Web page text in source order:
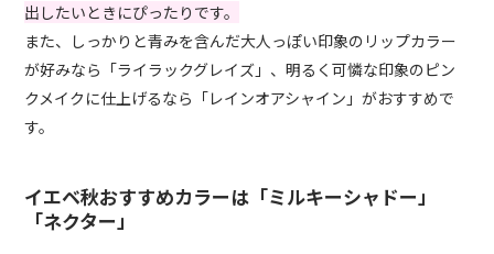
出したいときにぴったりです。
また、しっかりと青みを含んだ大人っぽい印象のリップカラー
が好みなら「ライラックグレイズ」、明るく可憐な印象のピン
クメイクに仕上げるなら「レインオアシャイン」がおすすめで
す。
イエベ秋おすすめカラーは「ミルキーシャドー」
「ネクター」